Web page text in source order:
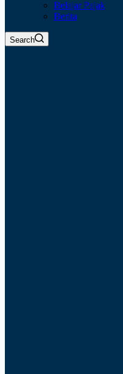
Belajar Pajak
Berita
Search